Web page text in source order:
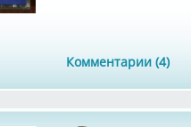
Комментарии (4)